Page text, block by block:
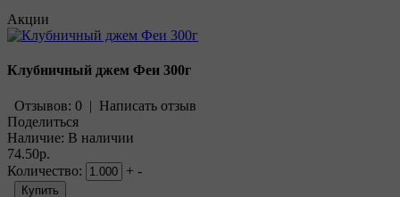
Акции
Клубничный джем Феи 300г
Отзывов: 0 | Написать отзыв
Поделиться
Наличие: В наличии
74.50р.
Количество:
+ -